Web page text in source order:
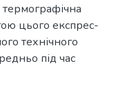
цього експрес-
технічного
під час